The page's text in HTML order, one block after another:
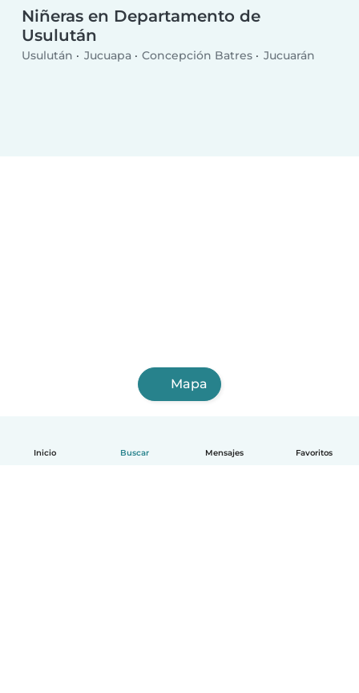
Inicio Buscar Mensajes Favoritos
Niñeras en Departamento de
Usulután
Usulután Jucuapa Concepción Batres Jucuarán
Mapa